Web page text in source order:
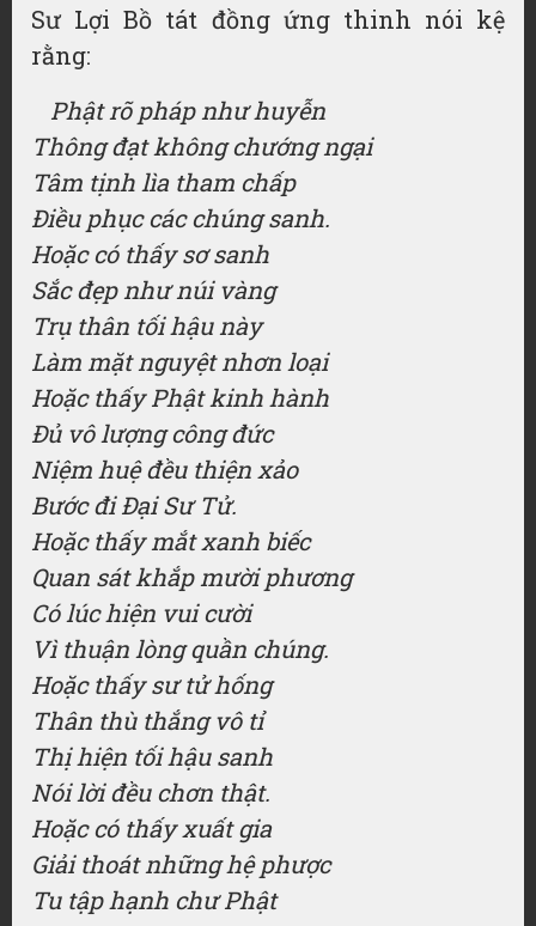
Sư Lợi Bồ tát đồng ứng thinh nói kệ
rằng:
Phật rõ pháp như huyễn
Thông đạt không chướng ngại
Tâm tịnh lìa tham chấp
Điều phục các chúng sanh.
Hoặc có thấy sơ sanh
Sắc đẹp như núi vàng
Trụ thân tối hậu này
Làm mặt nguyệt nhơn loại
Hoặc thấy Phật kinh hành
Đủ vô lượng công đức
Niệm huệ đều thiện xảo
Bước đi Đại Sư Tử.
Hoặc thấy mắt xanh biếc
Quan sát khắp mười phương
Có lúc hiện vui cười
Vì thuận lòng quần chúng.
Hoặc thấy sư tử hống
Thân thù thắng vô tỉ
Thị hiện tối hậu sanh
Nói lời đều chơn thật.
Hoặc có thấy xuất gia
Giải thoát những hệ phược
Tu tập hạnh chư Phật